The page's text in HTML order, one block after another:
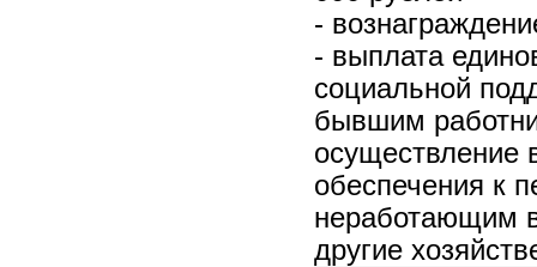
-
- выплата
социальной
бывшим
осуществление
обеспечения к
неработающим
другие